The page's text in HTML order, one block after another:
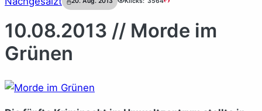
10.08.2013 // Morde im
Grünen